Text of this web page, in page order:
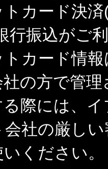
トカード決
行振込がご
トカード情
社の方で管
際には、
会社の厳し
ください。